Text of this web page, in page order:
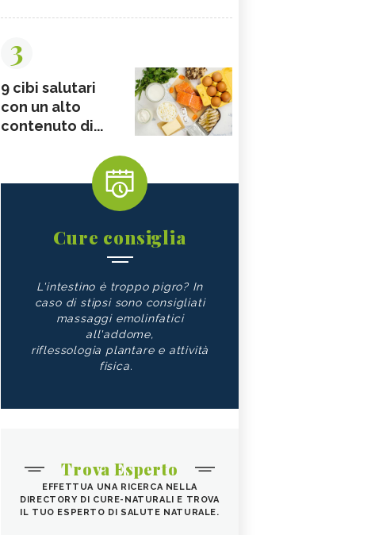
3
9 cibi salutari
con un alto
contenuto di...
Cure consiglia
L'intestino è troppo pigro? In
caso di stipsi sono consigliati
massaggi emolinfatici
all'addome,
riflessologia plantare e attività
fisica.
Trova Esperto
EFFETTUA UNA RICERCA NELLA
DIRECTORY DI CURE-NATURALI E TROVA
IL TUO ESPERTO DI SALUTE NATURALE.